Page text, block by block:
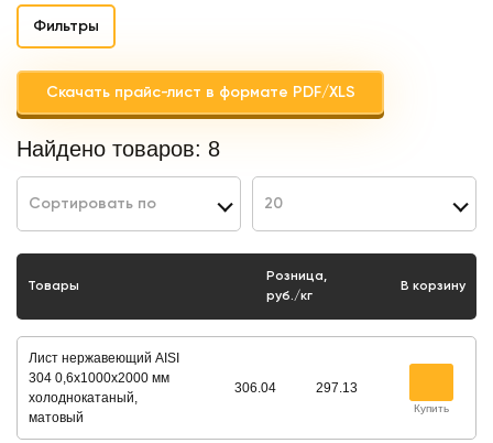
Фильтры
Скачать прайс-лист в формате PDF/XLS
Найдено товаров: 8
Сортировать по 20
Товары
Розница,
руб./кг
В корзину
Лист нержавеющий AISI
304 0,6х1000х2000 мм
холоднокатаный,
матовый
306.04 297.13
Купить